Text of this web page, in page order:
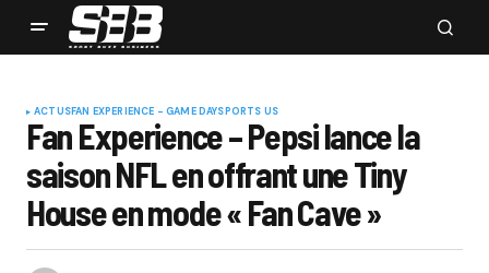
ACTUSFAN EXPERIENCE - GAME DAYSPORTS US
Fan Experience – Pepsi lance la
saison NFL en offrant une Tiny
House en mode « Fan Cave »